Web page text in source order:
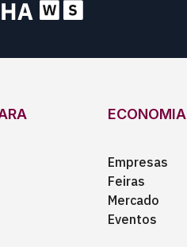
ECONOMIA
Empresas
Feiras
Mercado
Eventos